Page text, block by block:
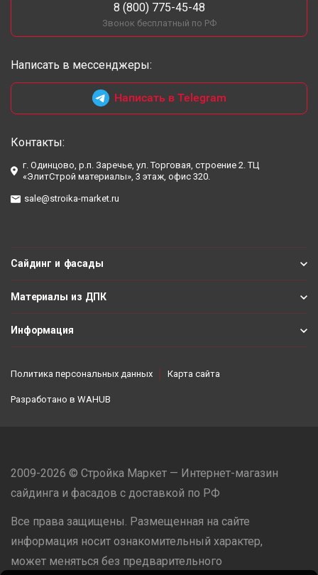
8 (800) 775-45-48
Звонок бесплатный по РФ
Написать в мессенджеры:
Написать в Telegram
Контакты:
г. Одинцово, р.п. Заречье, ул. Торговая, строение 2. ТЦ
«ЭлитСтрой материалы», 3 этаж, офис 320.
sale@stroika-market.ru
Сайдинг и фасады
Материалы из ДПК
Информация
Политика персональных данных Карта сайта
Разработано в WAHUB
2009-2026 © Стройка Маркет — Интернет-магазин
сайдинга и фасадов с доставкой по РФ
Все права защищены. Размещенная на сайте
информация носит ознакомительный характер,
может меняться без предварительного